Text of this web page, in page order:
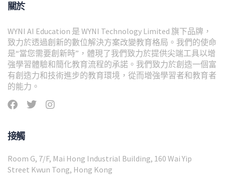
關於
WYNI AI Education 是 WYNI Technology Limited 旗下品牌，
致力於透過創新的數位解決方案改變教育格局。我們的使命
是“當您需要創新時”，體現了我們致力於提供尖端工具以增
強學習體驗和簡化教育流程的承諾。我們致力於創造一個富
有創造力和技術進步的教育環境，從而增強學習者和教育者
的能力。
接觸
Room G, 7/F, Mai Hong Industrial Building, 160 Wai Yip
Street Kwun Tong, Hong Kong